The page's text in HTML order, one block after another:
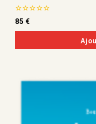
0
de
5
85 €